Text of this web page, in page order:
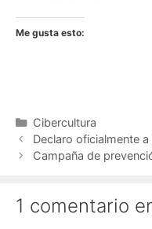
Me gusta esto:
Categorías
Cibercultura
Declaro oficialmente
Campaña de
1 comentario